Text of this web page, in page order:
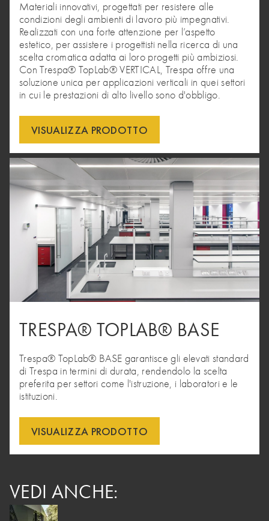
Materiali innovativi, progettati per resistere alle
condizioni degli ambienti di lavoro più impegnativi.
Realizzati con una forte attenzione per l’aspetto
estetico, per assistere i progettisti nella ricerca di una
scelta cromatica adatta ai loro progetti più ambiziosi.
Con Trespa® TopLab® VERTICAL, Trespa offre una
soluzione unica per applicazioni verticali in quei settori
in cui le prestazioni di alto livello sono d'obbligo.
VISUALIZZA PRODOTTO
TRESPA® TOPLAB® BASE
Trespa® TopLab® BASE garantisce gli elevati standard
di Trespa in termini di durata, rendendolo la scelta
preferita per settori come l'istruzione, i laboratori e le
istituzioni.
VISUALIZZA PRODOTTO
VEDI ANCHE: